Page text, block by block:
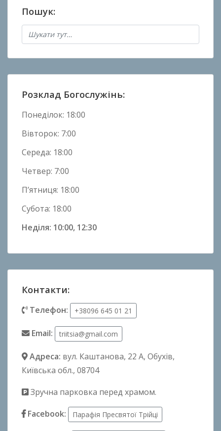
о
н
Пошук:
Розклад Богослужінь:
Понеділок: 18:00
Вівторок: 7:00
Середа: 18:00
Четвер: 7:00
П’ятниця: 18:00
Субота: 18:00
Неділя: 10:00, 12:30
Контакти:
Телефон: +38096 645 01 21
Email: triitsia@gmail.com
Адреса: вул. Каштанова, 22 А, Обухів,
Київська обл., 08704
Зручна парковка перед храмом.
Facebook:
Парафія Пресвятої Трійці